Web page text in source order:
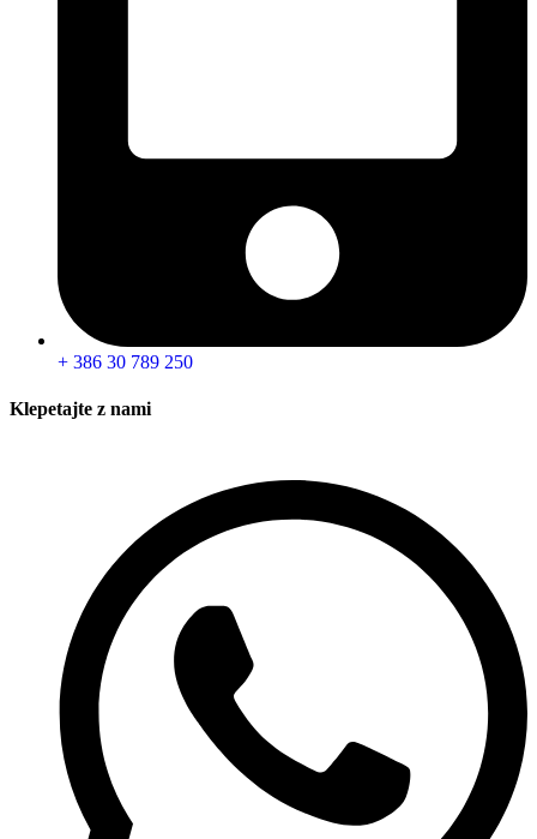
+ 386 30 789 250
Klepetajte z nami